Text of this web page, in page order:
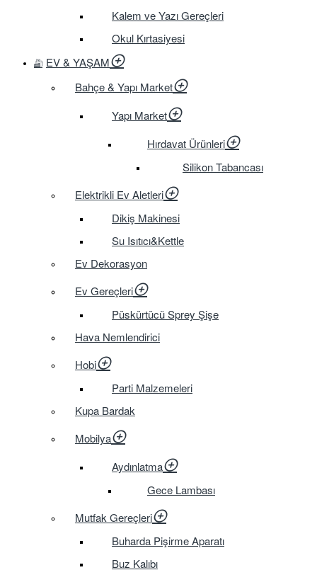
Kalem ve Yazı Gereçleri
Okul Kırtasiyesi
EV & YAŞAM
Bahçe & Yapı Market
Yapı Market
Hırdavat Ürünleri
Silikon Tabancası
Elektrikli Ev Aletleri
Dikiş Makinesi
Su Isıtıcı&Kettle
Ev Dekorasyon
Ev Gereçleri
Püskürtücü Sprey Şişe
Hava Nemlendirici
Hobi
Parti Malzemeleri
Kupa Bardak
Mobilya
Aydınlatma
Gece Lambası
Mutfak Gereçleri
Buharda Pişirme Aparatı
Buz Kalıbı